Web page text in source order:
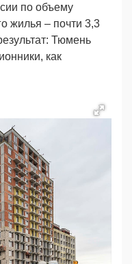
по объему
жилья – почти 3,3
Тюмень
как